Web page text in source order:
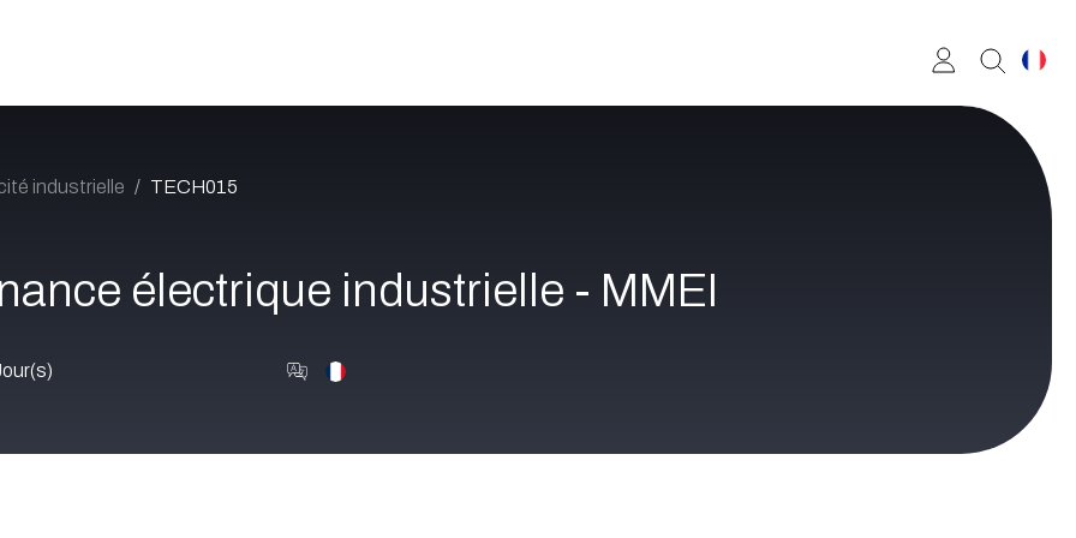
industrielle TECH015
électrique industrielle - MMEI